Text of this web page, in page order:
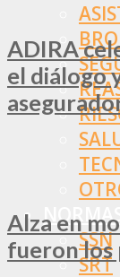
SSN
SRT
ADIRA
el diálogo
Alza en
fueron los